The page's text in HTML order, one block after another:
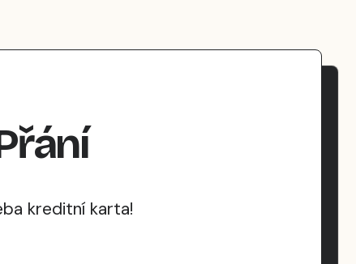
kreditní karta!